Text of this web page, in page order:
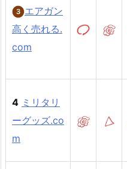
エアガン
高く売れる.
com
4 ミリタリ
ーグッズ.co
m